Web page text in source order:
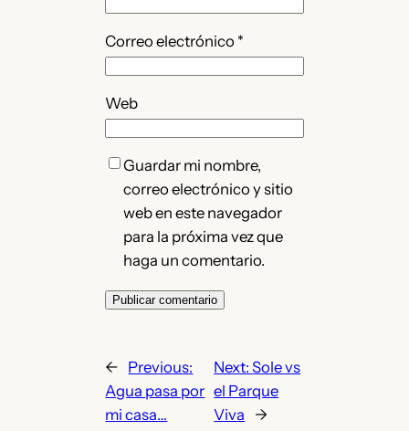
Correo electrónico *
Web
Guardar mi nombre,
correo electrónico y sitio
web en este navegador
para la próxima vez que
haga un comentario.
← Previous:
Agua pasa por
mi casa…
Next:Sole vs
el Parque
Viva
→